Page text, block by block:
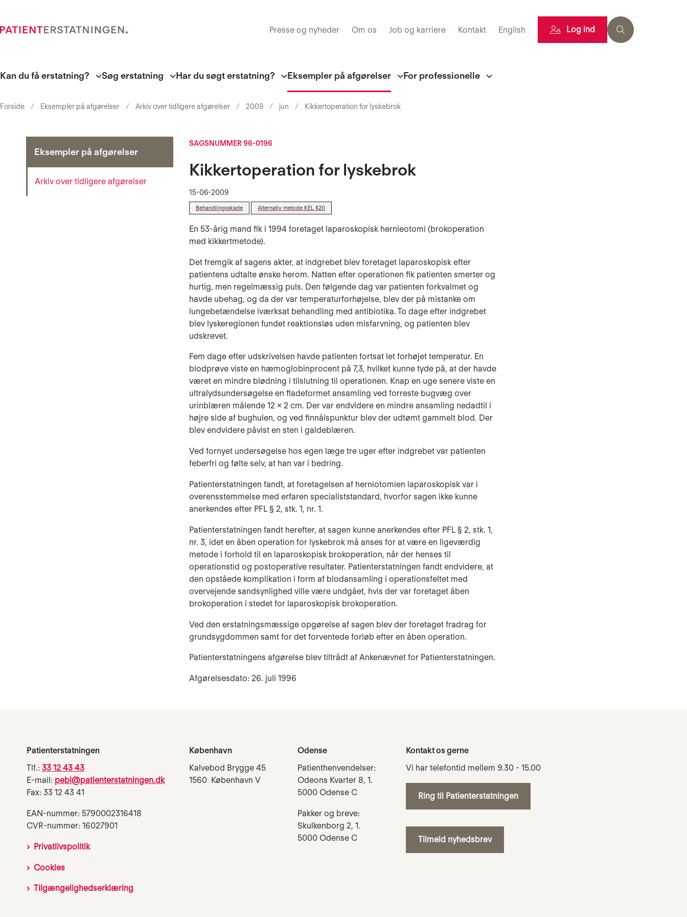
Presse og nyheder Om os Job og karriere Kontakt English Log ind
Kan du få erstatning? Søg erstatning Har du søgt erstatning? Eksempler på afgørelser For professionelle
Forside Eksempler på afgørelser Arkiv over tidligere afgørelser 2009 jun Kikkertoperation for lyskebrok
Eksempler på afgørelser
Arkiv over tidligere afgørelser
SAGSNUMMER 96-0196
Kikkertoperation for lyskebrok
15-06-2009
Behandlingsskade Alternativ metode KEL §20
En 53-årig mand fik i 1994 foretaget laparoskopisk hernieotomi (brokoperation
med kikkert­metode).
Det fremgik af sagens akter, at indgrebet blev foretaget laparoskopisk efter
patientens udtalte ønske herom. Natten efter operationen fik patienten smerter og
hurtig, men regelmæssig puls. Den følgende dag var patienten forkvalmet og
havde ubehag, og da der var temperaturforhø­jelse, blev der på mistanke om
lungebetændelse iværksat behandling med antibiotika. To dage efter indgrebet
blev lyskeregionen fundet reaktionsløs uden misfarvning, og patienten blev
udskrevet.
Fem dage efter udskrivelsen havde patienten fortsat let forhøjet temperatur. En
blodprøve vi­ste en hæmoglobinprocent på 7,3, hvilket kunne tyde på, at der havde
været en mindre blød­ning i tilslutning til operationen. Knap en uge senere viste en
ultralydsundersøgelse en flade­formet ansamling ved forreste bugvæg over
urinblæren målende 12 x 2 cm. Der var endvidere en mindre ansamling nedadtil i
højre side af bughulen, og ved finnålspunktur blev der udtømt gammelt blod. Der
blev endvidere påvist en sten i galdeblæren.
Ved fornyet undersøgelse hos egen læge tre uger efter indgrebet var patienten
feberfri og følte selv, at han var i bedring.
Patienterstatningen fandt, at foretagelsen af herniotomien laparoskopisk var i
overensstem­melse med erfaren specialiststandard, hvorfor sagen ikke kunne
anerkendes efter PFL § 2, stk. 1, nr. 1.
Patienterstatningen fandt herefter, at sagen kunne anerkendes efter PFL § 2, stk. 1,
nr. 3, idet en åben operation for lyskebrok må anses for at være en ligeværdig
metode i forhold til en la­paroskopisk brokoperation, når der henses til
operationstid og postoperative resultater. Pati­enterstatningen fandt endvidere, at
den opståede komplikation i form af blodansamling i ope­rationsfeltet med
overvejende sandsynlighed ville være undgået, hvis der var foretaget åben
brokoperation i stedet for laparoskopisk brokoperation.
Ved den erstatningsmæssige opgørelse af sagen blev der foretaget fradrag for
grundsygdom­men samt for det forventede forløb efter en åben operation.
Patienterstatningens afgørelse blev tiltrådt af Ankenævnet for Patienterstatningen.
Afgørelsesdato: 26. juli 1996
Patienterstatningen
Tlf.: 33 12 43 43
E-mail: pebl@patienterstatningen.dk
Fax: 33 12 43 41
EAN-nummer: 5790002316418
CVR-nummer: 16027901
Privatlivspolitik
Cookies
Tilgængelighedserklæring
København
Kalvebod Brygge 45
1560 København V
Odense
Patienthenvendelser:
Odeons Kvarter 8, 1.
5000 Odense C
Pakker og breve:
Skulkenborg 2, 1.
5000 Odense C
Kontakt os gerne
Vi har telefontid mellem 9.30 - 15.00
Ring til Patienterstatningen
Tilmeld nyhedsbrev